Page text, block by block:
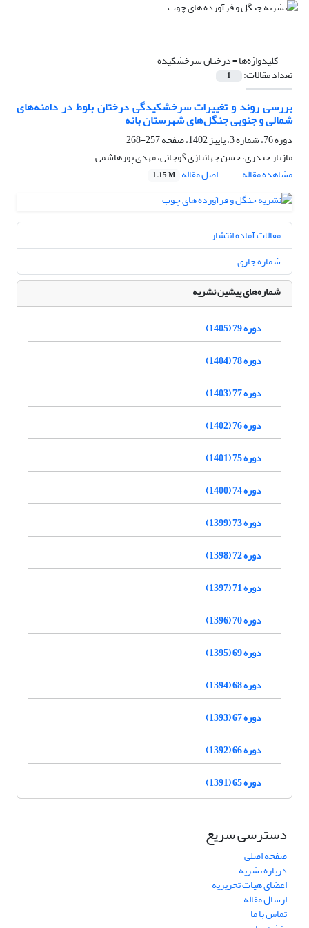
کلیدواژه‌ها =درختان سرخشکیده
تعداد مقالات: 1
بررسی روند و تغییرات سرخشکیدگی درختان بلوط در دامنه‌های
شمالی و جنوبی جنگل‌های شهرستان بانه
دوره 76، شماره 3، پاییز 1402، صفحه
257-268
مازیار حیدری، حسن جهانبازی گوجانی، مهدی پورهاشمی
مشاهده مقاله
اصل مقاله 1.15 M
مقالات آماده انتشار
شماره جاری
شماره‌های پیشین نشریه
دوره 79 (1405)
دوره 78 (1404)
دوره 77 (1403)
دوره 76 (1402)
دوره 75 (1401)
دوره 74 (1400)
دوره 73 (1399)
دوره 72 (1398)
دوره 71 (1397)
دوره 70 (1396)
دوره 69 (1395)
دوره 68 (1394)
دوره 67 (1393)
دوره 66 (1392)
دوره 65 (1391)
دسترسی سریع
صفحه اصلی
درباره نشریه
اعضای هیات تحریریه
ارسال مقاله
تماس با ما